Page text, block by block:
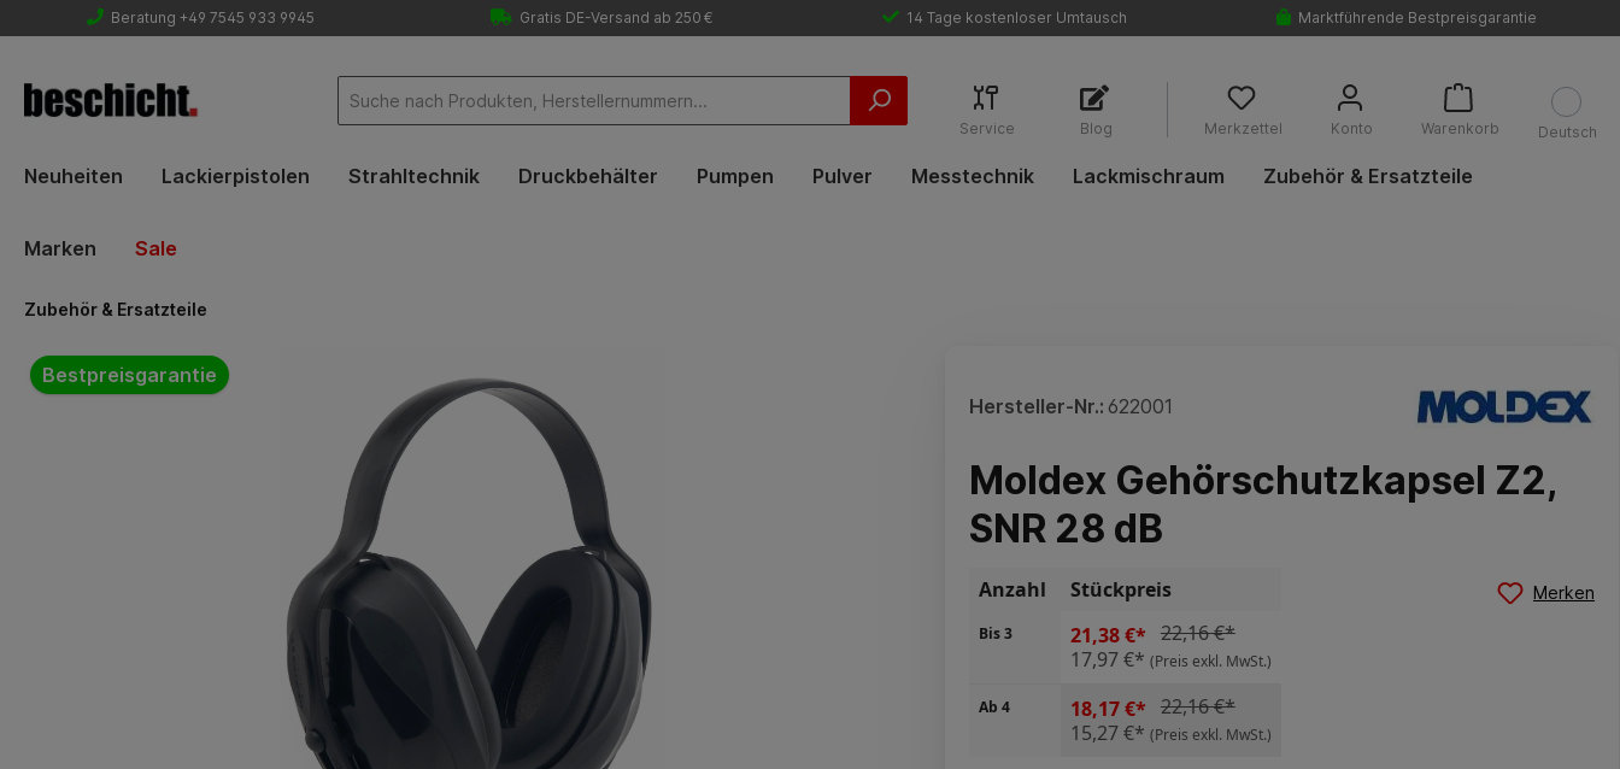
Beratung +49 7545 933 9945 Gratis DE-Versand ab 250 € 14 Tage kostenloser Umtausch Marktführende Bestpreisgarantie
Service Blog Merkzettel Konto Warenkorb Deutsch
Neuheiten Lackierpistolen Strahltechnik Druckbehälter Pumpen Pulver Messtechnik Lackmischraum Zubehör & Ersatzteile
Marken Sale
Zubehör & Ersatzteile
Bildergalerie überspringen
Bestpreisgarantie
Hersteller-Nr.: 622001
Moldex Gehörschutzkapsel Z2,
SNR 28 dB
Anzahl Stückpreis
Bis3 21,38 €* 22,16 €*
17,97 €* (Preis exkl. MwSt.)
Ab 4 18,17 €* 22,16 €*
15,27 €* (Preis exkl. MwSt.)
Merken